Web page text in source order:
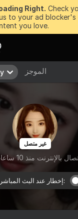
Right. Check
to your ad
you love.
الموجز
غير متصل
منذ 10 ساعات تقريباً
إخطار عند البث المباشر: